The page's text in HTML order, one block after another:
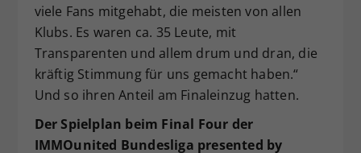
viele Fans mitgehabt, die meisten von allen
Klubs. Es waren ca. 35 Leute, mit
Transparenten und allem drum und dran, die
kräftig Stimmung für uns gemacht haben.“
Und so ihren Anteil am Finaleinzug hatten.
Der Spielplan beim Final Four der
IMMOunited Bundesliga presented by